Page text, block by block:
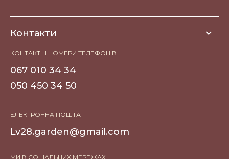
Контакти
КОНТАКТНІ НОМЕРИ ТЕЛЕФОНІВ
067 010 34 34
050 450 34 50
ЕЛЕКТРОННА ПОШТА
Lv28.garden@gmail.com
МИ В СОЦІАЛЬНИХ МЕРЕЖАХ